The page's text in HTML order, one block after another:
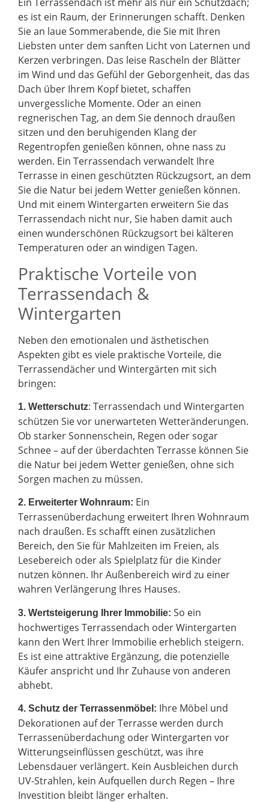
es ist ein Raum, der Erinnerungen schafft. Denken
Sie an laue Sommerabende, die Sie mit Ihren
Liebsten unter dem sanften Licht von Laternen und
Kerzen verbringen. Das leise Rascheln der Blätter
im Wind und das Gefühl der Geborgenheit, das das
Dach über Ihrem Kopf bietet, schaffen
unvergessliche Momente. Oder an einen
regnerischen Tag, an dem Sie dennoch draußen
sitzen und den beruhigenden Klang der
Regentropfen genießen können, ohne nass zu
werden. Ein Terrassendach verwandelt Ihre
Terrasse in einen geschützten Rückzugsort, an dem
Sie die Natur bei jedem Wetter genießen können.
Und mit einem Wintergarten erweitern Sie das
Terrassendach nicht nur, Sie haben damit auch
einen wunderschönen Rückzugsort bei kälteren
Temperaturen oder an windigen Tagen.
Praktische Vorteile von
Terrassendach &
Wintergarten
Neben den emotionalen und ästhetischen
Aspekten gibt es viele praktische Vorteile, die
Terrassendächer und Wintergärten mit sich
bringen:
1. Wetterschutz: Terrassendach und Wintergarten
schützen Sie vor unerwarteten Wetteränderungen.
Ob starker Sonnenschein, Regen oder sogar
Schnee – auf der überdachten Terrasse können Sie
die Natur bei jedem Wetter genießen, ohne sich
Sorgen machen zu müssen.
2. Erweiterter Wohnraum: Ein
Terrassenüberdachung erweitert Ihren Wohnraum
nach draußen. Es schafft einen zusätzlichen
Bereich, den Sie für Mahlzeiten im Freien, als
Lesebereich oder als Spielplatz für die Kinder
nutzen können. Ihr Außenbereich wird zu einer
wahren Verlängerung Ihres Hauses.
3. Wertsteigerung Ihrer Immobilie: So ein
hochwertiges Terrassendach oder Wintergarten
kann den Wert Ihrer Immobilie erheblich steigern.
Es ist eine attraktive Ergänzung, die potenzielle
Käufer anspricht und Ihr Zuhause von anderen
abhebt.
4. Schutz der Terrassenmöbel: Ihre Möbel und
Dekorationen auf der Terrasse werden durch
Terrassenüberdachung oder Wintergarten vor
Witterungseinflüssen geschützt, was ihre
Lebensdauer verlängert. Kein Ausbleichen durch
UV-Strahlen, kein Aufquellen durch Regen – Ihre
Investition bleibt länger erhalten.